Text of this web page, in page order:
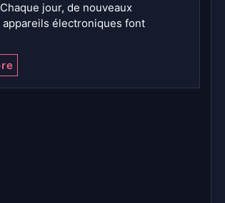
jour, de nouveaux
appareils électroniques font